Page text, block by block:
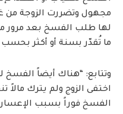
مجهول وتضررت الزوجة من
لها طلب الفسخ بعد مرور
ما تُقدّر بسنة أو أكثر
وتتابع: “هناك أيضاً الفسخ
اختفى الزوج ولم يترك مالاً
الفسخ فوراً بسبب الإعسار